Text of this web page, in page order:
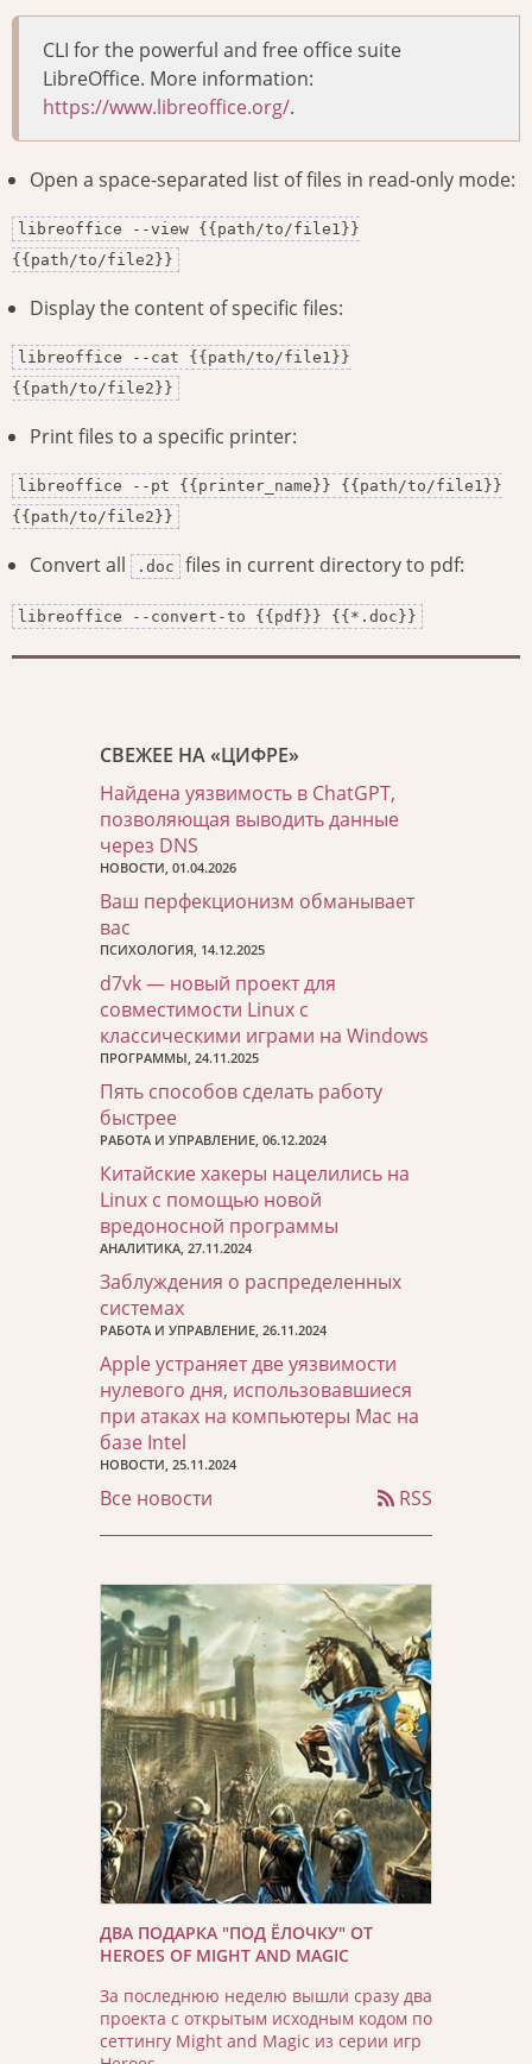
CLI for the powerful and free office suite
LibreOffice. More information:
https://www.libreoffice.org/.
Open a space-separated list of files in read-only mode:
libreoffice --view {{path/to/file1}}
{{path/to/file2}}
Display the content of specific files:
libreoffice --cat {{path/to/file1}}
{{path/to/file2}}
Print files to a specific printer:
libreoffice --pt {{printer_name}} {{path/to/file1}}
{{path/to/file2}}
Convert all .doc files in current directory to pdf:
libreoffice --convert-to {{pdf}} {{*.doc}}
СВЕЖЕЕ НА «ЦИФРЕ»
Найдена уязвимость в ChatGPT,
позволяющая выводить данные
через DNS
НОВОСТИ, 01.04.2026
Ваш перфекционизм обманывает
вас
ПСИХОЛОГИЯ, 14.12.2025
d7vk — новый проект для
совместимости Linux с
классическими играми на Windows
ПРОГРАММЫ, 24.11.2025
Пять способов сделать работу
быстрее
РАБОТА И УПРАВЛЕНИЕ, 06.12.2024
Китайские хакеры нацелились на
Linux с помощью новой
вредоносной программы
АНАЛИТИКА, 27.11.2024
Заблуждения о распределенных
системах
РАБОТА И УПРАВЛЕНИЕ, 26.11.2024
Apple устраняет две уязвимости
нулевого дня, использовавшиеся
при атаках на компьютеры Mac на
базе Intel
НОВОСТИ, 25.11.2024
Все новости RSS
ДВА ПОДАРКА "ПОД ЁЛОЧКУ" ОТ
HEROES OF MIGHT AND MAGIC
За последнюю неделю вышли сразу два
проекта с открытым исходным кодом по
сеттингу Might and Magic из серии игр